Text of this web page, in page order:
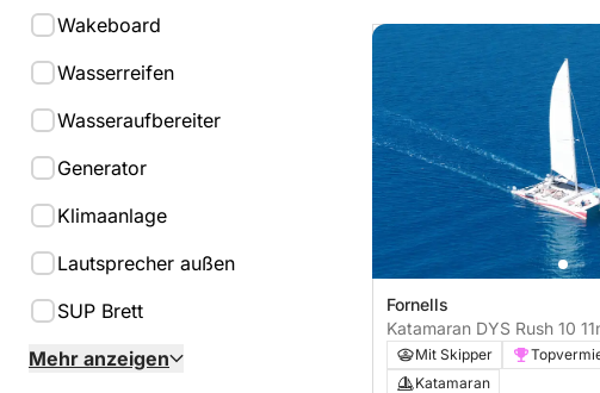
Wakeboard
Wasserreifen
Wasseraufbereiter
Generator
Klimaanlage
Lautsprecher außen
SUP Brett
Mehr anzeigen
Fornells
Katamaran DYS Rush 10
Mit Skipper
Katamaran